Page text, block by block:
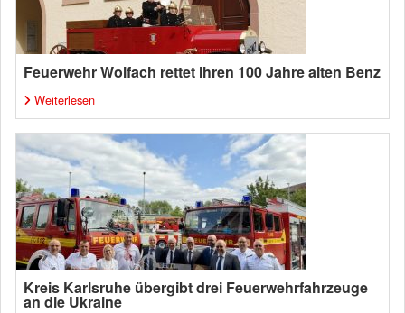
Feuerwehr Wolfach rettet ihren 100 Jahre alten Benz
Weiterlesen
Kreis Karlsruhe übergibt drei Feuerwehrfahrzeuge
an die Ukraine